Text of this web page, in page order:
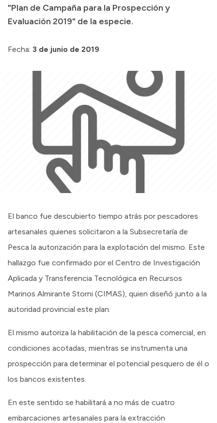
Consulta de pago a proveedores
Convocatorias
"Plan de Campaña para la Prospección y
Evaluación 2019" de la especie.
Fecha: 3 de junio de 2019
El banco fue descubierto tiempo atrás por pescadores
artesanales quienes solicitaron a la Subsecretaría de
Pesca la autorización para la explotación del mismo. Este
hallazgo fue confirmado por el Centro de Investigación
Aplicada y Transferencia Tecnológica en Recursos
Marinos Almirante Storni (CIMAS), quien diseñó junto a la
autoridad provincial este plan.
El mismo autoriza la habilitación de la pesca comercial, en
condiciones acotadas, mientras se instrumenta una
prospección para determinar el potencial pesquero de él o
los bancos existentes.
En este sentido se habilitará a no más de cuatro
embarcaciones artesanales para la extracción